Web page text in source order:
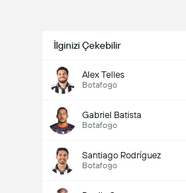
İlginizi Çekebilir
Alex Telles
Botafogo
Gabriel Batista
Botafogo
Santiago Rodríguez
Botafogo